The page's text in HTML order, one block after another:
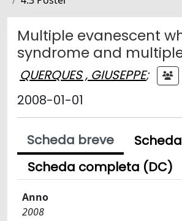
Multiple evanescent
syndrome and
QUERQUES , GIUSEPPE;
2008-01-01
Scheda breve
Scheda completa (DC)
Anno
2008